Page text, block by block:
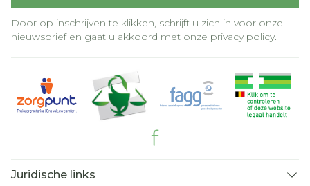
Door op inschrijven te klikken, schrijft u zich in voor onze
nieuwsbrief en gaat u akkoord met onze privacy policy.
Juridische links